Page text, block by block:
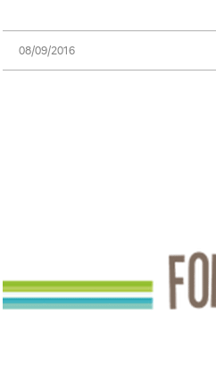
08/09/2016